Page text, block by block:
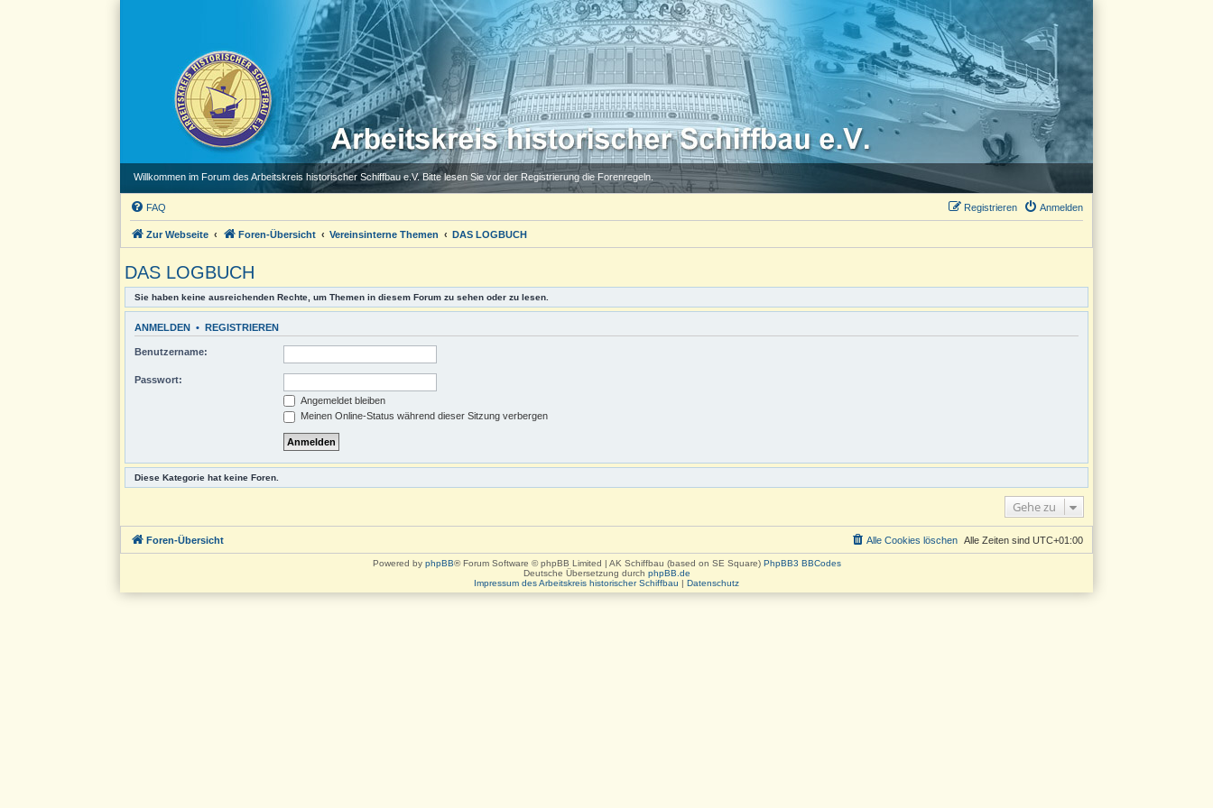
Willkommen im Forum des Arbeitskreis historischer Schiffbau e.V. Bitte lesen Sie vor der Registrierung die Forenregeln.
FAQ Anmelden
Registrieren
Zur Webseite Foren-Übersicht Vereinsinterne Themen DAS LOGBUCH
DAS LOGBUCH
Sie haben keine ausreichenden Rechte, um Themen in diesem Forum zu sehen oder zu lesen.
ANMELDEN • REGISTRIEREN
Benutzername:
Passwort:
Angemeldet bleiben
Meinen Online-Status während dieser Sitzung verbergen
Diese Kategorie hat keine Foren.
Gehe zu
Foren-Übersicht Alle Zeiten sind UTC+01:00
Alle Cookies löschen
Powered by phpBB® Forum Software © phpBB Limited | AK Schiffbau (based on SE Square) PhpBB3 BBCodes
Deutsche Übersetzung durch phpBB.de
Impressum des Arbeitskreis historischer Schiffbau | Datenschutz